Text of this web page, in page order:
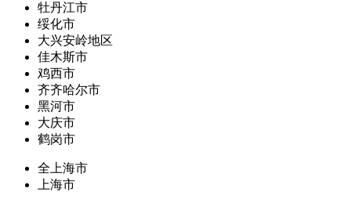
牡丹江市
绥化市
大兴安岭地区
佳木斯市
鸡西市
齐齐哈尔市
黑河市
大庆市
鹤岗市
全上海市
上海市